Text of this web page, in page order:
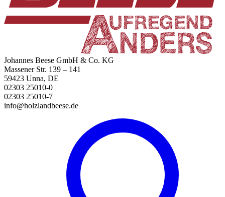
Johannes Beese GmbH & Co. KG
Massener Str. 139 – 141
59423 Unna, DE
02303 25010-0
02303 25010-7
info@holzlandbeese.de